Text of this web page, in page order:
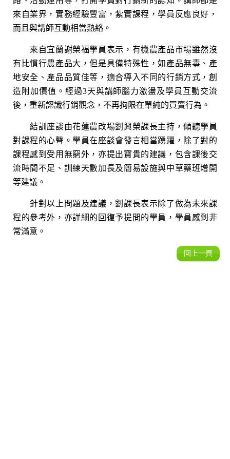
來自業界，實務經驗豐富，紮實課程，學員反應良好，
而且與講師互動相當熱絡。
來自宜蘭謝榮福學員表示，有機農產品市場雖然沒
有比慣行農產品大，但是具備特殊性，如產品無毒、產
地安全、產品品質佳等，適合導入不同的行銷方式，創
造附加價值。經過3天與講師腦力激盪及學員互動交流
後，重新認識行銷觀念，不再拘限在單純的買賣行為。
結訓座談由花蓮農改場劉興榮課長主持，傾聽學員
對課程的心聲。學員在座談會發言相當踴躍，除了對的
課程感到受用無窮外，亦提出寶貴的建議，包含課後交
流時間不足、訓練天數加長及簡易設施與中草藥班增開
等建議。
針對以上問題及建議，劉課長表示除了做為未來課
程的參考外，亦詳細的回復予提問的學員，學員感到非
常滿意。
回上一頁